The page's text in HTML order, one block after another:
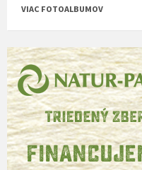
VIAC FOTOALBUMOV